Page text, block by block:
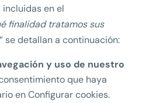
en el
finalidad tratamos sus
se detallan a continuación:
y uso de nuestro
que haya
en Configurar cookies.